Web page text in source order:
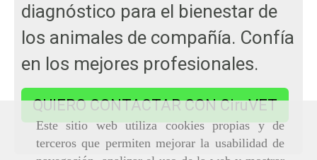
Este sitio web utiliza cookies propias y de
terceros que permiten mejorar la usabilidad de
diagnóstico para el bienestar de
los animales de compañía. Confía
en los mejores profesionales.
QUIERO CONTACTAR CON CiruVET